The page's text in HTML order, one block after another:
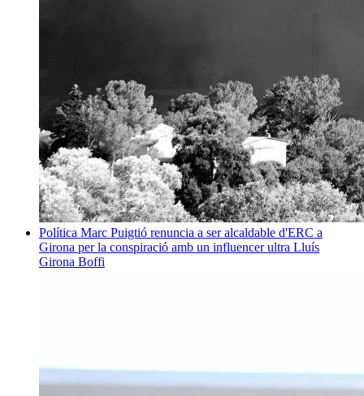
Política Marc Puigtió renuncia a ser alcaldable d'ERC a
Girona per la conspiració amb un influencer ultra Lluís
Girona Boffi